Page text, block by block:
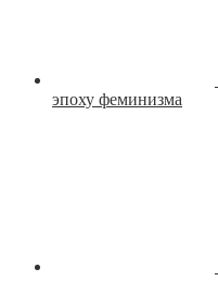
эпоху феминизма